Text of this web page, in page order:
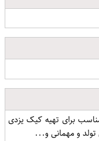
برای تهیه کیک یزدی
و مهمانی و...